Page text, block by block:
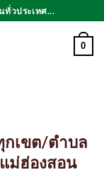
ทั่วประเทศ...
0
กเขต/ตำบล
ม่ฮ่องสอน